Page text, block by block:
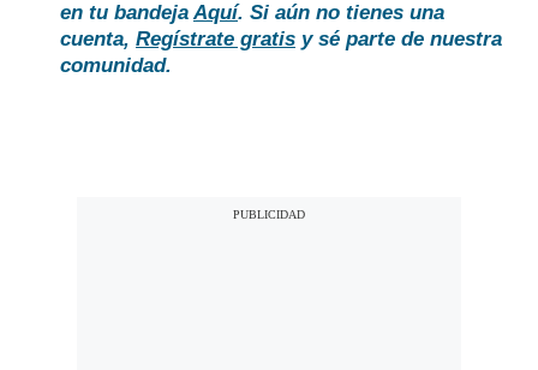
en tu bandejaAquí. Si aún no tienes una
cuenta, Regístrate gratis y sé parte de nuestra
comunidad.